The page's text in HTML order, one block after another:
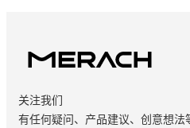
关注我们
有任何疑问、产品建议、创意想法